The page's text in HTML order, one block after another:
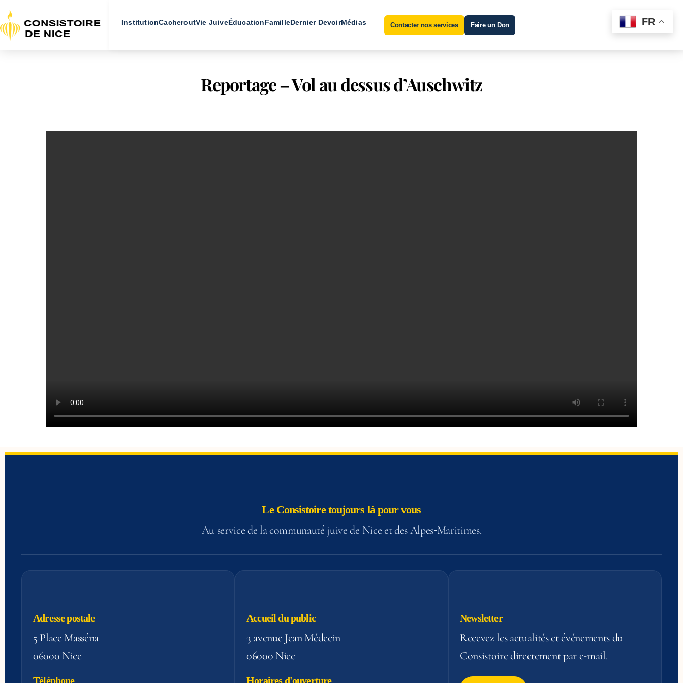
InstitutionCacheroutVie JuiveÉducationFamilleDernier DevoirMédias Contacter nos services Faire un Don
Reportage – Vol au dessus d’Auschwitz
Le Consistoire toujours là pour vous
Au service de la communauté juive de Nice et des Alpes‑Maritimes.
Adresse postale
5 Place Masséna
06000 Nice
Téléphone
Accueil du public
3 avenue Jean Médecin
06000 Nice
Horaires d'ouverture
Newsletter
Recevez les actualités et événements du
Consistoire directement par e‑mail.
FR